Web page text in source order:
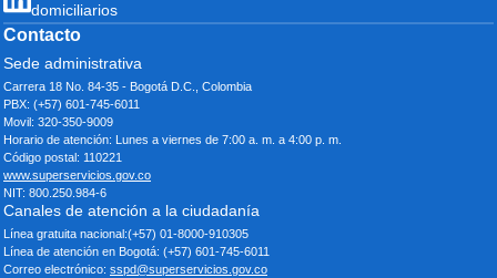
domiciliarios
Contacto
Sede administrativa
Carrera 18 No. 84-35 - Bogotá D.C., Colombia
PBX: (+57) 601-745-6011
Movil: 320-350-9009
Horario de atención: Lunes a viernes de 7:00 a. m. a 4:00 p. m.
Código postal: 110221
www.superservicios.gov.co
NIT: 800.250.984-6
Canales de atención a la ciudadanía
Línea gratuita nacional:(+57) 01-8000-910305
Línea de atención en Bogotá: (+57) 601-745-6011
Correo electrónico: sspd@superservicios.gov.co